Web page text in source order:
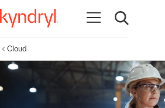
Navigation öffnen
Suche öffnen
Cloud